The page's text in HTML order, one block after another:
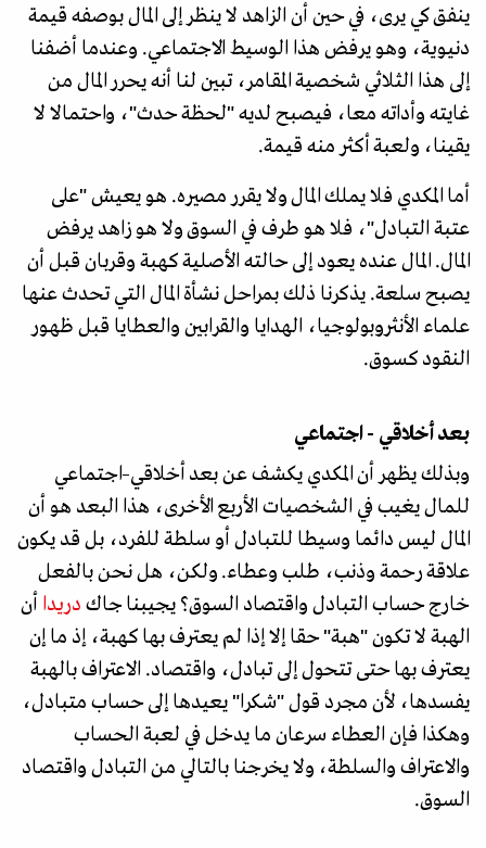
ينفق كي يرى، في حين أن الزاهد لا ينظر إلى المال بوصفه قيمة
دنيوية، وهو يرفض هذا الوسيط الاجتماعي. وعندما أضفنا
إلى هذا الثلاثي شخصية المقامر، تبين لنا أنه يحرر المال من
غايته وأداته معا، فيصبح لديه "لحظة حدث"، واحتمالا لا
يقينا، ولعبة أكثر منه قيمة.
أما المكدي فلا يملك المال ولا يقرر مصيره. هو يعيش "على
عتبة التبادل"، فلا هو طرف في السوق ولا هو زاهد يرفض
المال. المال عنده يعود إلى حالته الأصلية كهبة وقربان قبل أن
يصبح سلعة. يذكرنا ذلك بمراحل نشأة المال التي تحدث عنها
علماء الأنثروبولوجيا، الهدايا والقرابين والعطايا قبل ظهور
النقود كسوق.
بعد أخلاقي - اجتماعي
وبذلك يظهر أن المكدي يكشف عن بعد أخلاقي–اجتماعي
للمال يغيب في الشخصيات الأربع الأخرى، هذا البعد هو أن
المال ليس دائما وسيطا للتبادل أو سلطة للفرد، بل قد يكون
علاقة رحمة وذنب، طلب وعطاء. ولكن، هل نحن بالفعل
خارج حساب التبادل واقتصاد السوق؟ يجيبنا جاك دريدا أن
الهبة لا تكون "هبة" حقا إلا إذا لم يعترف بها كهبة، إذ ما إن
يعترف بها حتى تتحول إلى تبادل، واقتصاد. الاعتراف بالهبة
يفسدها، لأن مجرد قول "شكرا" يعيدها إلى حساب متبادل،
وهكذا فإن العطاء سرعان ما يدخل في لعبة الحساب
والاعتراف والسلطة، ولا يخرجنا بالتالي من التبادل واقتصاد
السوق.